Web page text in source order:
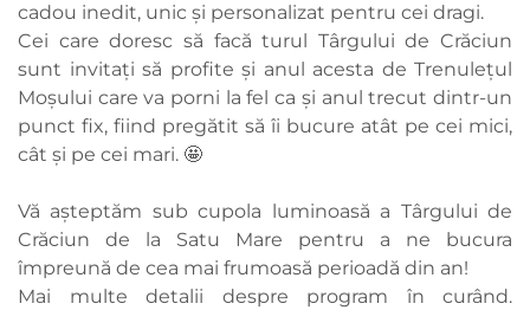
cadou inedit, unic și personalizat pentru cei dragi.
Cei care doresc să facă turul Târgului de Crăciun
sunt invitați să profite și anul acesta de Trenulețul
Moșului care va porni la fel ca și anul trecut dintr-un
punct fix, fiind pregătit să îi bucure atât pe cei mici,
cât și pe cei mari. 🤩
Vă așteptăm sub cupola luminoasă a Târgului de
Crăciun de la Satu Mare pentru a ne bucura
împreună de cea mai frumoasă perioadă din an!
Mai multe detalii despre program în curând.